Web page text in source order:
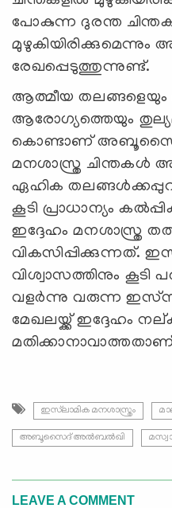
പോകുന്ന ദുരന്ത
മുഴുകിയിരിക്കുമെന്നും
രേഖപ്പെടുത്തുന്നുണ്ട്.
ആത്മീയ തലങ്ങളെയും
ആരോഗ്യത്തെയും
കൊണ്ടാണ്
മനശാസ്ത്ര ചിന്തകൾ
ഏഹിക
കൂടി പ്രാധാന്യം
ഇദ്ദേഹം മനശാസ്ത്ര
വികസിപ്പിക്കുന്നത്.
വിശ്വാസത്തിനും കൂടി
വളർന്നു വരുന്ന
മേഖലയ്ക്ക് ഇദ്ദേഹം
ഇസ്‍ലാമിക മനശാസ്ത്രം
അബൂസൈദ് അല്‍ബല്‍ഖി
LEAVE A COMMENT